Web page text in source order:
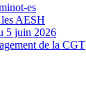
es
AESH
5 juin 2026
de la CGT